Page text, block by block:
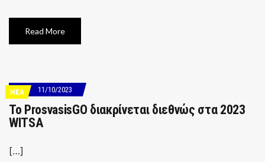
Read More
ΝΕΑ 11/10/2023
Το ProsvasisGO διακρίνεται διεθνώς στα 2023
WITSA
[…]